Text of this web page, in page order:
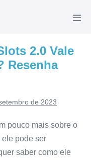
2.0 Vale
Resenha
de 2023
pouco mais sobre o
pode ser
saber como ele